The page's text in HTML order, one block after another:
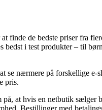
finde de bedste priser fra
bedst i test produkter – til
nærmere på forskellige e-
pris.
at hvis en netbutik sælger
Bestillinger med